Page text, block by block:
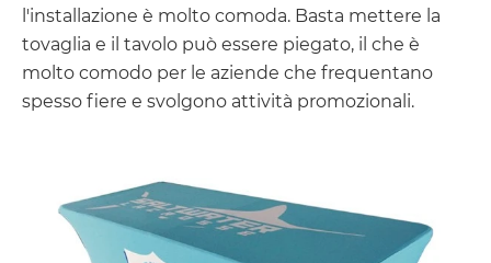
l'installazione è molto comoda. Basta mettere la
tovaglia e il tavolo può essere piegato, il che è
molto comodo per le aziende che frequentano
spesso fiere e svolgono attività promozionali.